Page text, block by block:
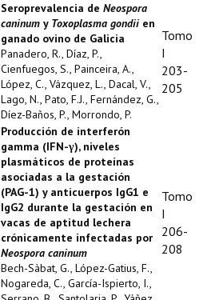
Seroprevalencia de Neospora
caninum y Toxoplasma gondiien
ganado ovino de Galicia
Panadero, R., Díaz, P.,
Cienfuegos, S., Painceira, A.,
López, C., Vázquez, L., Dacal, V.,
Lago, N., Pato, F.J., Fernández, G.,
Díez-Baños, P., Morrondo, P.
Tomo
I
203-
205
Producción de interferón
gamma (IFN-γ), niveles
plasmáticos de proteínas
asociadas a la gestación
(PAG-1) y anticuerpos IgG1 e
IgG2 durante la gestación en
vacas de aptitud lechera
crónicamente infectadas por
Neospora caninum
Bech-Sàbat, G., López-Gatius, F.,
Nogareda, C., García-Ispierto, I.,
Tomo
I
206-
208